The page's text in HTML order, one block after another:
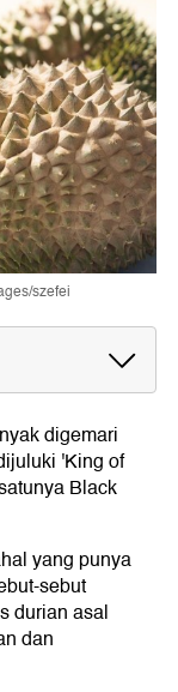
szefei
digemari
'King of
Black
yang punya
sebut
durian asal
dan